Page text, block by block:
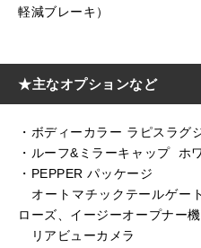
軽減ブレーキ）
★主なオプションなど
・ボディーカラー ラピスラグ
・ルーフ&ミラーキャップ ホ
・PEPPER パッケージ
オートマチックテールゲー
ローズ、イージーオープナー機
リアビューカメラ